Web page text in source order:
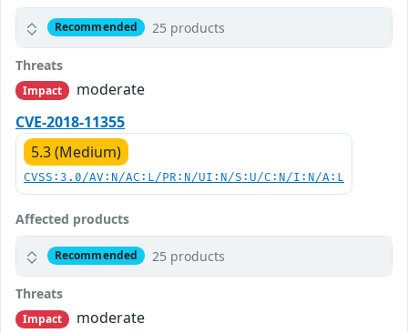
Recommended 25 products
Threats
Impact
moderate
CVE-2018-11355
5.3 (Medium)
CVSS:3.0/AV:N/AC:L/PR:N/UI:N/S:U/C:N/I:N/A:L
Affected products
Recommended 25 products
Threats
Impact
moderate